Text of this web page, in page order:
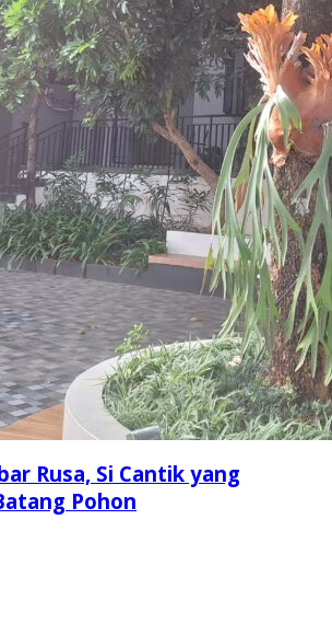
Rusa, Si Cantik yang
Pohon